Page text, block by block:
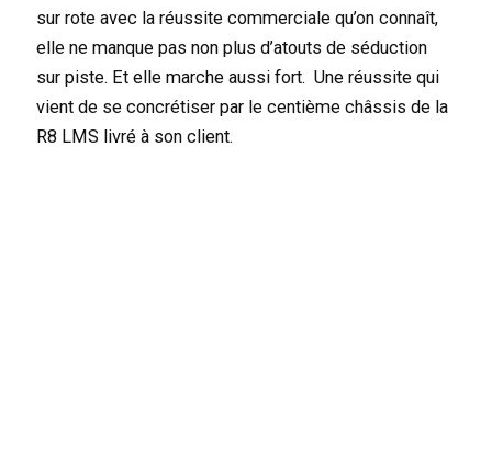
sur rote avec la réussite commerciale qu’on connaît,
elle ne manque pas non plus d’atouts de séduction
sur piste. Et elle marche aussi fort. Une réussite qui
vient de se concrétiser par le centième châssis de la
R8 LMS livré à son client.